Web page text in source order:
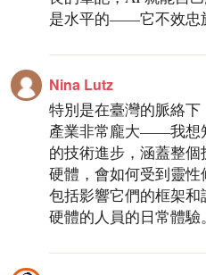
是水平的——它不效忠
Nina Lutz
特別是在臺灣的脈絡
產業非常龐大——我想
的技術進步，涵蓋整
硬體，會如何受到靈
包括影響它們的框架
硬體的人員的日常體驗。